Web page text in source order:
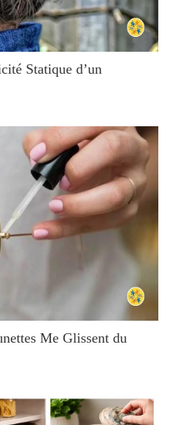
Statique d’un
Me Glissent du